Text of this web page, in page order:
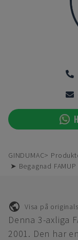
GINDUMAC
➤ Begagnad
Visa på
Denna 3-axliga
2001. Den har